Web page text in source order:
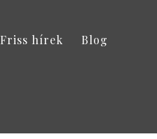
Friss hírek Blog